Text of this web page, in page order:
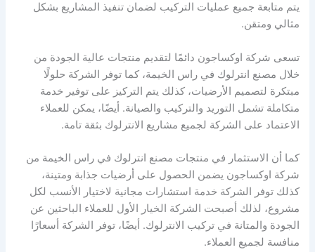
يتم متابعة جميع عمليات التركيب لضمان تنفيذ المشاريع بشكل
مثالي ومتقن.
تسعى شركة اوكساجون دائمًا لتقديم منتجات عالية الجودة من
خلال مصنع انترلوك في راس الخيمة، كما توفر الشركة حلولًا
مبتكرة لتصميم الأرضيات، كذلك يتم التركيز على توفير خدمة
متكاملة تشمل التوريد والتركيب والصيانة. أيضًا، يمكن للعملاء
الاعتماد على الشركة لجميع مشاريع الانترلوك بثقة تامة.
كما أن الاستثمار في منتجات مصنع انترلوك في راس الخيمة من
شركة اوكساجون يضمن الحصول على أرضيات جذابة ومتينة،
كذلك توفر الشركة خدمة استشارات مجانية لاختيار الأنسب لكل
مشروع، لذلك أصبحت الشركة الخيار الأول للعملاء الباحثين عن
الجودة والمتانة في تركيب الانترلوك. أيضًا، توفر الشركة أسعارًا
منافسة لجميع العملاء.